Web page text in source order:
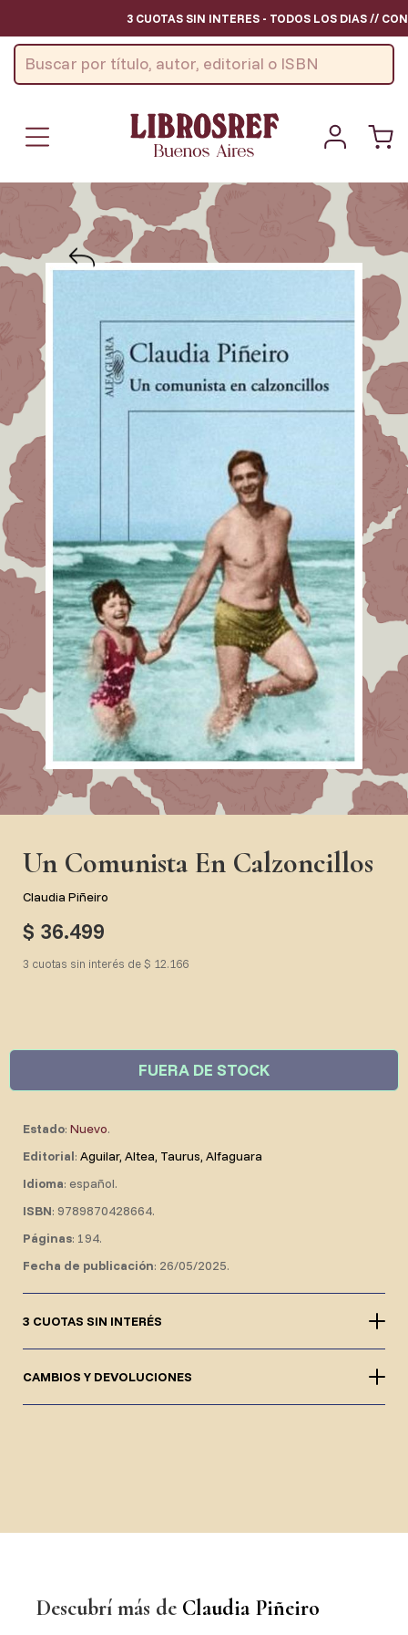
3 CUOTAS SIN INTERES - TODOS LOS DIAS // CON
Un Comunista En Calzoncillos
Claudia Piñeiro
$ 36.499
3 cuotas sin interés de $ 12.166
FUERA DE STOCK
Estado: Nuevo.
Editorial: Aguilar, Altea, Taurus, Alfaguara
Idioma: español.
ISBN: 9789870428664.
Páginas: 194.
Fecha de publicación: 26/05/2025.
3 CUOTAS SIN INTERÉS
CAMBIOS Y DEVOLUCIONES
Descubrí más de Claudia Piñeiro